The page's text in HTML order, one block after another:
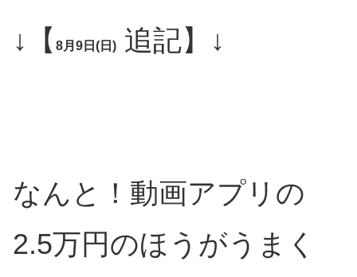
↓【 8月9日(日) 追記】↓
なんと！動画アプリの
2.5万円のほうがうまく